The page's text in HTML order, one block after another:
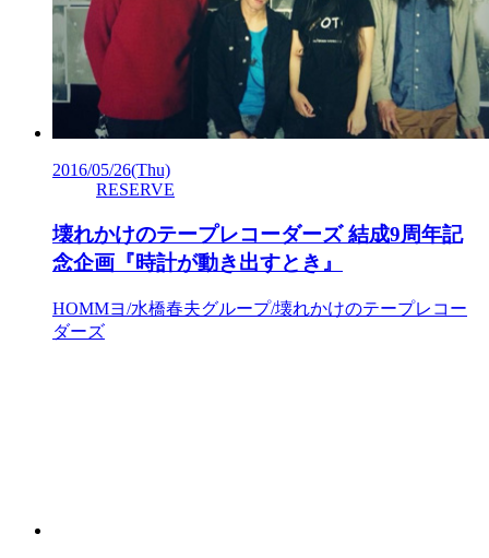
2016/05/26(Thu)
RESERVE
壊れかけのテープレコーダーズ 結成9周年記
念企画『時計が動き出すとき』
HOMMヨ/水橋春夫グループ/壊れかけのテープレコー
ダーズ